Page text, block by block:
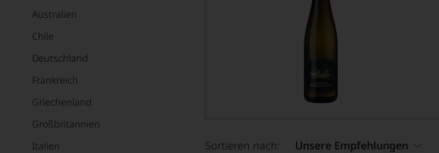
Australien
Chile
Deutschland
Frankreich
Griechenland
Großbritannien
Italien
Sortieren nach: Unsere Empfehlungen